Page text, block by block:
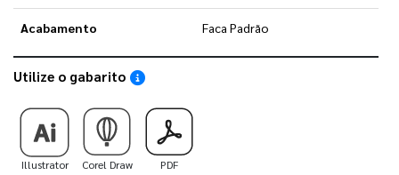
Acabamento Faca Padrão
Utilize o gabarito Saiba como utilizar os nossos gabaritos
Illustrator Corel Draw PDF